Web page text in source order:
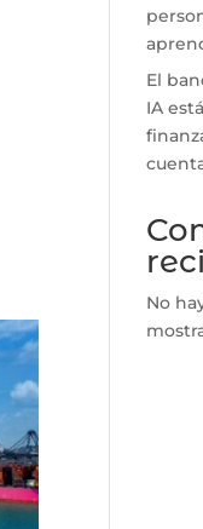
El
IA
No